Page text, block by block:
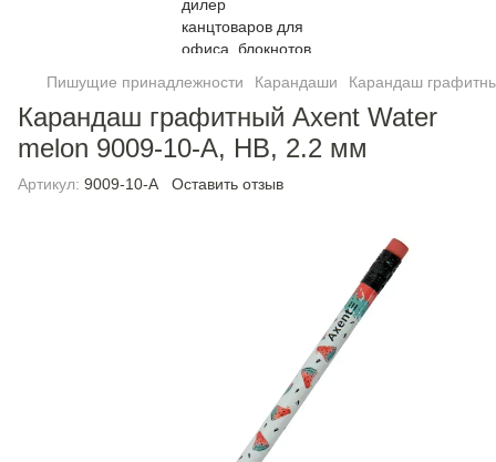
Пишущие принадлежности Карандаши Карандаш
Карандаш графитный Axent Water
melon 9009-10-A, HB, 2.2 мм
Артикул: 9009-10-A Оставить отзыв